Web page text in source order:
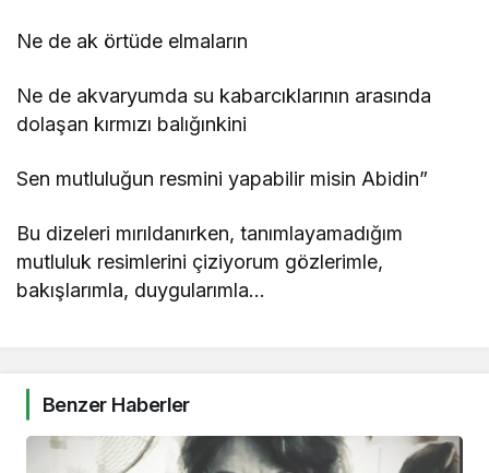
Ne de ak örtüde elmaların
Ne de akvaryumda su kabarcıklarının arasında
dolaşan kırmızı balığınkini
Sen mutluluğun resmini yapabilir misin Abidin”
Bu dizeleri mırıldanırken, tanımlayamadığım
mutluluk resimlerini çiziyorum gözlerimle,
bakışlarımla, duygularımla…
Benzer Haberler